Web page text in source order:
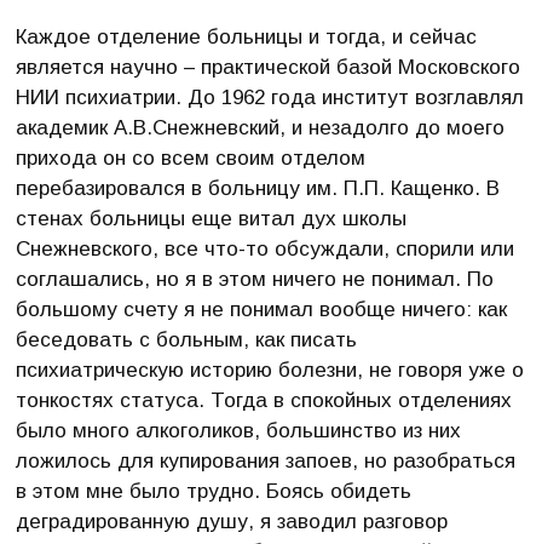
Каждое отделение больницы и тогда, и сейчас
является научно – практической базой Московского
НИИ психиатрии. До 1962 года институт возглавлял
академик А.В.Снежневский, и незадолго до моего
прихода он со всем своим отделом
перебазировался в больницу им. П.П. Кащенко. В
стенах больницы еще витал дух школы
Снежневского, все что-то обсуждали, спорили или
соглашались, но я в этом ничего не понимал. По
большому счету я не понимал вообще ничего: как
беседовать с больным, как писать
психиатрическую историю болезни, не говоря уже о
тонкостях статуса. Тогда в спокойных отделениях
было много алкоголиков, большинство из них
ложилось для купирования запоев, но разобраться
в этом мне было трудно. Боясь обидеть
деградированную душу, я заводил разговор